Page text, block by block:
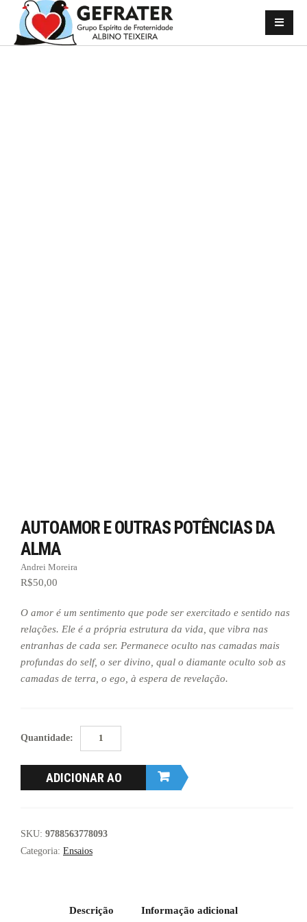
AUTOAMOR E OUTRAS POTÊNCIAS DA
ALMA
Andrei Moreira
R$50,00
O amor é um sentimento que pode ser exercitado e sentido nas
relações. Ele é a própria estrutura da vida, que vibra nas
entranhas de cada ser. Permanece oculto nas camadas mais
profundas do self, o ser divino, qual o diamante oculto sob as
camadas de terra, o ego, à espera de revelação.
Quantidade:
Autoamor
e
Outras
Potências
quantidade
ADICIONAR AO
SKU: 9788563778093
Categoria: Ensaios
Descrição Informação adicional